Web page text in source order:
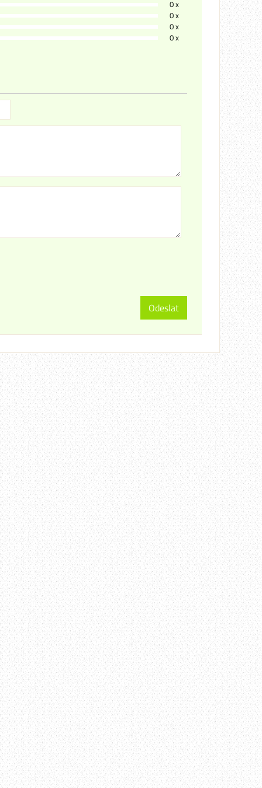
0 x
0 x
0 x
0 x
Odeslat